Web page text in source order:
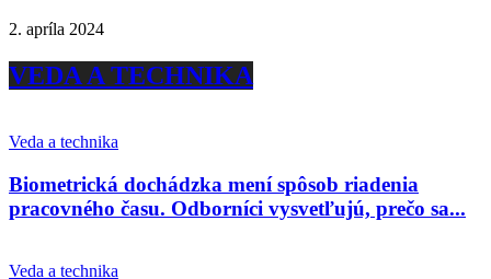
2. apríla 2024
VEDA A TECHNIKA
Veda a technika
Biometrická dochádzka mení spôsob riadenia
pracovného času. Odborníci vysvetľujú, prečo sa...
Veda a technika